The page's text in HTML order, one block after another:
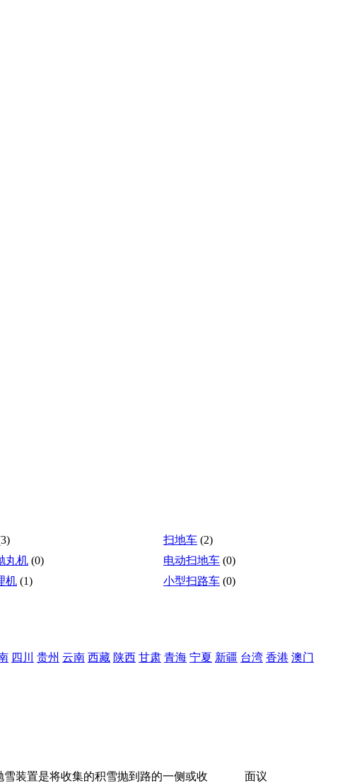
扫地车 (2)
丸机 (0) 电动扫地车 (0)
机 (1) 小型扫路车 (0)
四川 贵州 云南 西藏 陕西 甘肃 青海 宁夏 新疆 台湾 香港 澳门
装置是将收集的积雪抛到路的一侧或收
面议